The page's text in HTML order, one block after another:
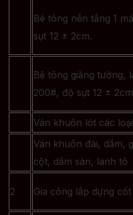
Bê tông nền tầng 1
sụt 12 ± 2cm.
Bê tông giằng tường,
200#, độ sụt 12 ±
Ván khuôn lót các loại
Ván khuôn đài, dầm,
cột, dầm sàn, lanh tô
2 Gia công lắp dựng